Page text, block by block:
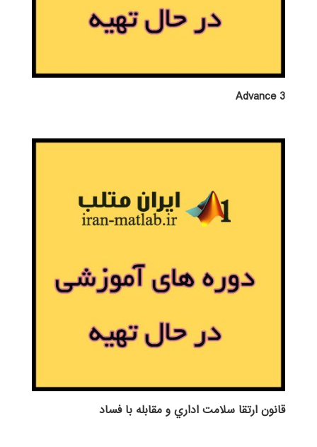
Advance 3
قانون ارتقا سلامت اداري و مقابله با فساد